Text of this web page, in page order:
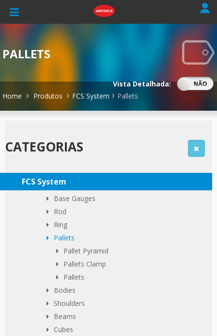
PALLETS
Vista Detalhada:
SIM NÃO
Home Produtos FCS System Pallets
CATEGORIAS
FCS System
Base Gauges
Rod
Ring
Pallets
Pallet Pyramid
Pallets Clamp
Pallets
Bodies
Shoulders
Beams
Cubes